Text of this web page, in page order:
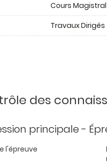
Cours Magistral
Travaux Dirigés
des
principale -
l'épreuve